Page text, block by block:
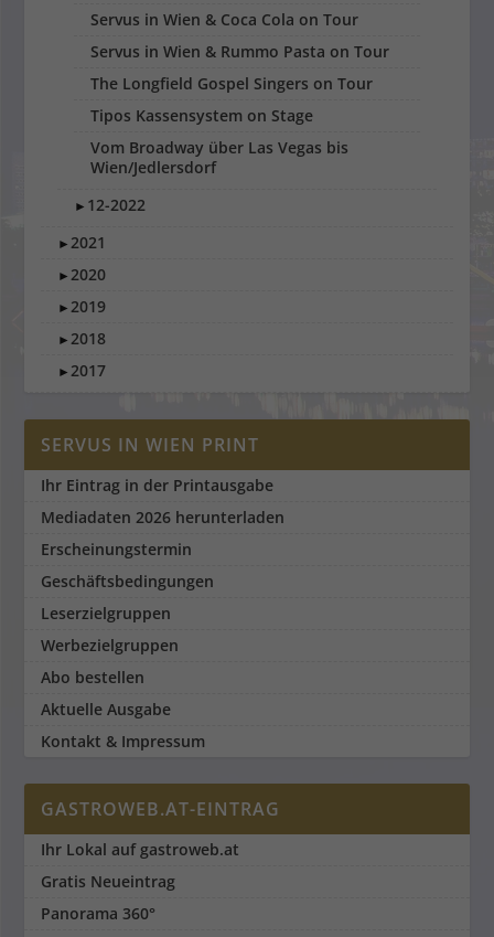
Servus in Wien & Coca Cola on Tour
Servus in Wien & Rummo Pasta on Tour
The Longfield Gospel Singers on Tour
Tipos Kassensystem on Stage
Vom Broadway über Las Vegas bis
Wien/Jedlersdorf
► 12-2022
►2021
►2020
►2019
►2018
►2017
SERVUS IN WIEN PRINT
Ihr Eintrag in der Printausgabe
Mediadaten 2026 herunterladen
Erscheinungstermin
Geschäftsbedingungen
Leserzielgruppen
Werbezielgruppen
Abo bestellen
Aktuelle Ausgabe
Kontakt & Impressum
GASTROWEB.AT-EINTRAG
Ihr Lokal auf gastroweb.at
Gratis Neueintrag
Panorama 360°